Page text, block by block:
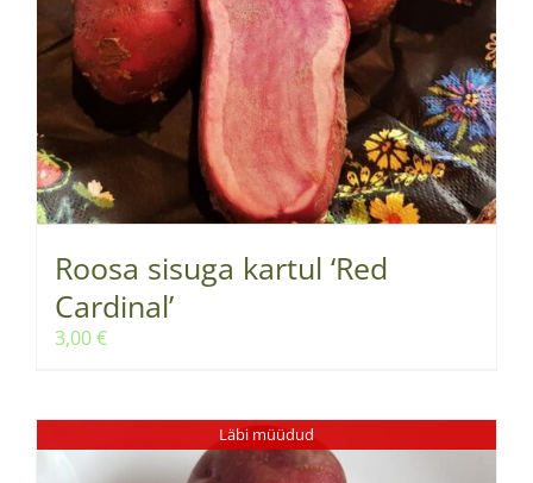
Roosa sisuga kartul ‘Red
Cardinal’
3,00€
Läbi müüdud